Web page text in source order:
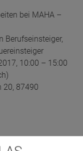
bei MAHA –
Berufseinsteiger,
10:00 – 15:00
20, 87490